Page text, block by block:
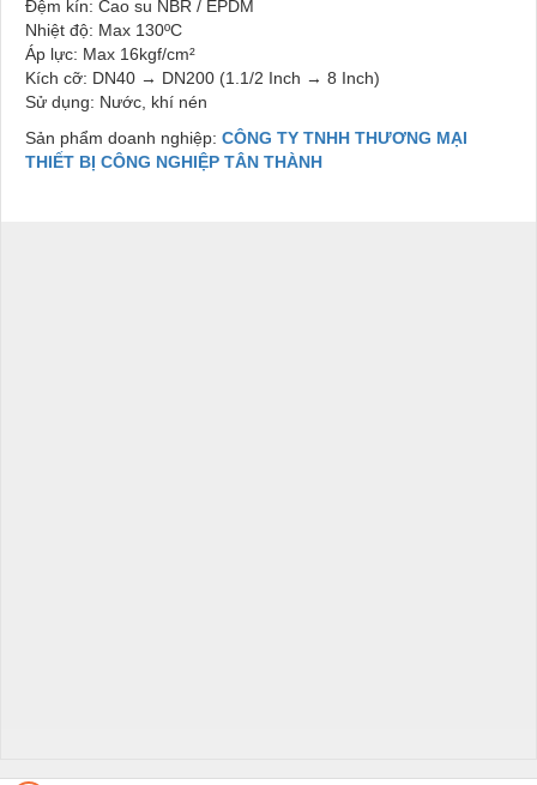
Đệm kín: Cao su NBR / EPDM
Nhiệt độ: Max 130ºC
Áp lực: Max 16kgf/cm²
Kích cỡ: DN40 → DN200 (1.1/2 Inch → 8 Inch)
Sử dụng: Nước, khí nén
Sản phẩm doanh nghiệp: CÔNG TY TNHH THƯƠNG MẠI
THIẾT BỊ CÔNG NGHIỆP TÂN THÀNH